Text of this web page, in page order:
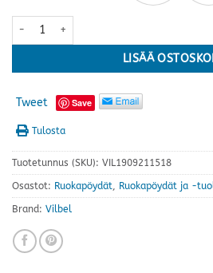
Lana ruokapöytä, mäntykansi/
LISÄÄ
Tweet Save
Tulosta
Tuotetunnus (SKU): VIL1909211518
Osastot: Ruokapöydät Ruokapöydät ja -
Brand: Vilbel